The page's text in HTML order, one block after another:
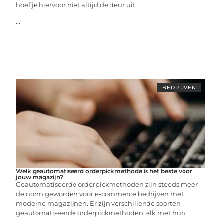
hoef je hiervoor niet altijd de deur uit.
...
BEDRIJVEN
Welk geautomatiseerd orderpickmethode is het beste voor
jouw magazijn?
Geautomatiseerde orderpickmethoden zijn steeds meer
de norm geworden voor e-commerce bedrijven met
moderne magazijnen. Er zijn verschillende soorten
geautomatiseerde orderpickmethoden, elk met hun